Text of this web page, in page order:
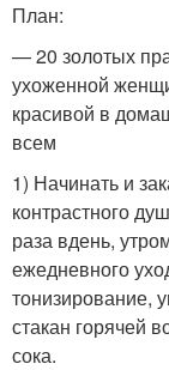
План:
— 20 золотых
ухоженной
красивой в
всем
1) Начинать и
контрастного
раза вдень,
ежедневного
тонизирование,
стакан горячей
сока.